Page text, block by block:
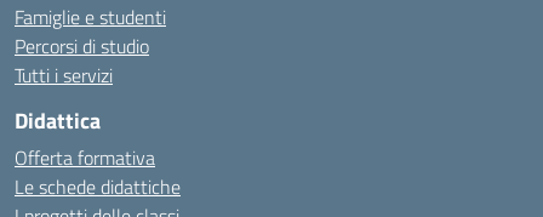
Famiglie e studenti
Percorsi di studio
Tutti i servizi
Didattica
Offerta formativa
Le schede didattiche